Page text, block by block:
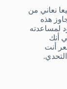
نعاني من
هذه
لمساعدته
أنك
أنت